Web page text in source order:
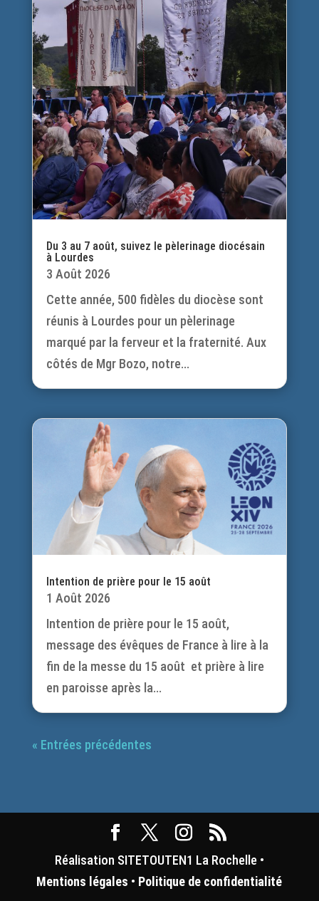
Du 3 au 7 août, suivez le pèlerinage diocésain
à Lourdes
3 Août 2026
Cette année, 500 fidèles du diocèse sont
réunis à Lourdes pour un pèlerinage
marqué par la ferveur et la fraternité. Aux
côtés de Mgr Bozo, notre...
Intention de prière pour le 15 août
1 Août 2026
Intention de prière pour le 15 août,
message des évêques de France à lire à la
fin de la messe du 15 août et prière à lire
en paroisse après la...
« Entrées précédentes
Réalisation SITETOUTEN1 La Rochelle •
Mentions légales • Politique de confidentialité